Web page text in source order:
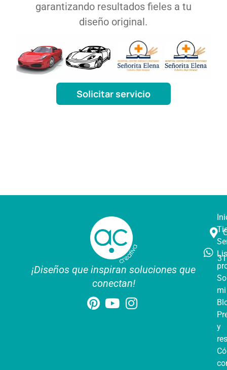
garantizando resultados fieles a tu
diseño original.
Solicitar servicio
¡Diseños que inspiran soluciones que
conectan!
mi
y